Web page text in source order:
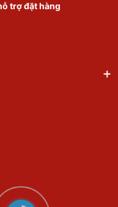
trợ đặt hàng